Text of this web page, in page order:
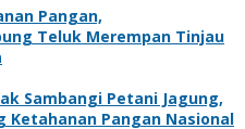
Pangan,
Teluk Merempan Tinjau
Sambangi Petani Jagung,
Ketahanan Pangan Nasional